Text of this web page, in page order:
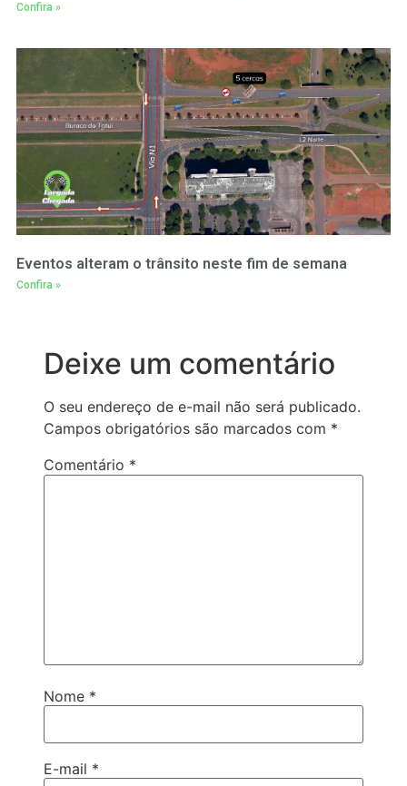
Confira »
Eventos alteram o trânsito neste fim de semana
Confira »
Deixe um comentário
O seu endereço de e-mail não será publicado.
Campos obrigatórios são marcados com *
Comentário *
Nome *
E-mail *